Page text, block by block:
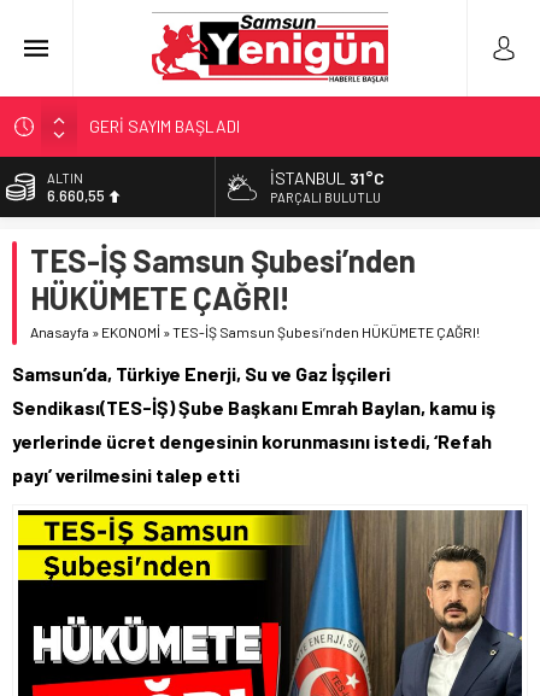
GERİ SAYIM BAŞLADI
SAMSUNSPOR’DA HEDEF 5’İNCİLİK!
‘BAFRA’YA YATIRIM YAPIN!’
YÖNETİCİ SEÇERKEN YAPILAN EN BÜYÜK HATALAR
ALTIN
6.660,55
13.779,39
DOLAR
47,7111
55,1881
İSTANBUL 31°C
PARÇALI BULUTLU
TES-İŞ Samsun Şubesi’nden
HÜKÜMETE ÇAĞRI!
Anasayfa » EKONOMİ »TES-İŞ Samsun Şubesi’nden HÜKÜMETE ÇAĞRI!
Samsun’da, Türkiye Enerji, Su ve Gaz İşçileri
Sendikası(TES-İŞ) Şube Başkanı Emrah Baylan, kamu iş
yerlerinde ücret dengesinin korunmasını istedi, ‘Refah
payı’ verilmesini talep etti